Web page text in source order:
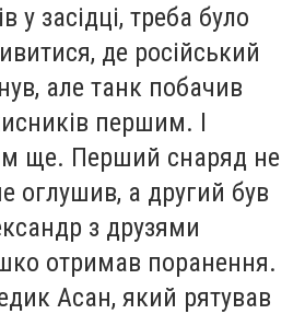
у засідці, треба було
де російський
але танк побачив
першим. І
ще. Перший снаряд не
оглушив, а другий був
з друзями
отримав поранення.
Асан, який рятував